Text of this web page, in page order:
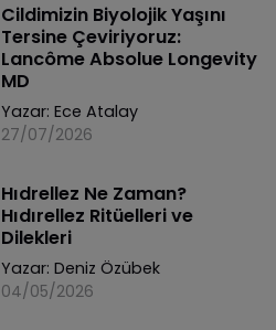
Cildimizin Biyolojik Yaşını
Tersine Çeviriyoruz:
Lancôme Absolue Longevity
MD
Yazar: Ece Atalay
27/07/2026
Hıdrellez Ne Zaman?
Hıdırellez Ritüelleri ve
Dilekleri
Yazar: Deniz Özübek
04/05/2026